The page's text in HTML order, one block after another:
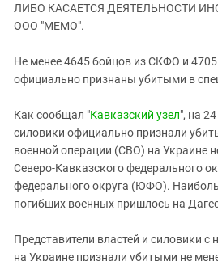
Российская Федерация
Северная Осетия - Алания
Ставропольский край
Чечня
Южная Осетия
Южный Кавказ
ЛИБО КАСАЕТСЯ ДЕЯТЕЛЬНОСТИ
ООО "МЕМО".
Не менее 4645 бойцов из СКФО и
официально признаны убитыми в
Как сообщал "Кавказский узел", на
силовики официально признали
военной операции (СВО) на Украине
Северо-Кавказского федерального
федерального округа (ЮФО).
погибших военных пришлось на
Представители властей и силовики
на Украине признали убитыми не